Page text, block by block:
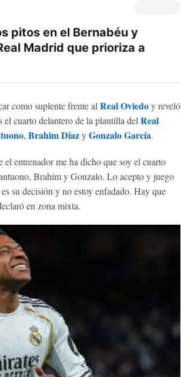
pitos en el Bernabéu y
Madrid que prioriza a
como suplente frente al Real Oviedo y reveló
el cuarto delantero de la plantilla del Real
, Brahim DíazyGonzalo García.
entrenador me ha dicho que soy el cuarto
Brahim y Gonzalo. Lo acepto y juego
su decisión y no estoy enfadado. Hay que
en zona mixta.